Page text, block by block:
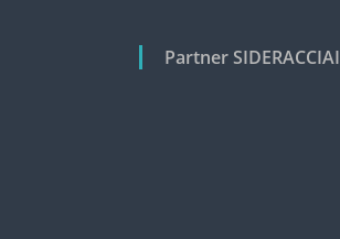
Partner SIDERACCIAI